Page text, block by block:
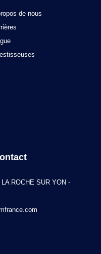
de nous
ROCHE SUR YON -